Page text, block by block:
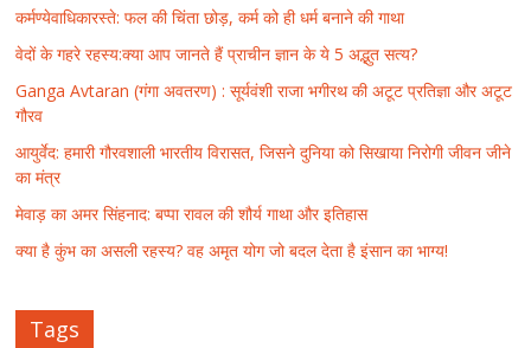
कर्मण्येवाधिकारस्ते: फल की चिंता छोड़, कर्म को ही धर्म बनाने की गाथा
वेदों के गहरे रहस्य:क्या आप जानते हैं प्राचीन ज्ञान के ये 5 अद्भुत सत्य?
Ganga Avtaran (गंगा अवतरण) : सूर्यवंशी राजा भगीरथ की अटूट प्रतिज्ञा और अटूट
गौरव
आयुर्वेद: हमारी गौरवशाली भारतीय विरासत, जिसने दुनिया को सिखाया निरोगी जीवन जीने
का मंत्र
मेवाड़ का अमर सिंहनाद: बप्पा रावल की शौर्य गाथा और इतिहास
क्या है कुंभ का असली रहस्य? वह अमृत योग जो बदल देता है इंसान का भाग्य!
Tags